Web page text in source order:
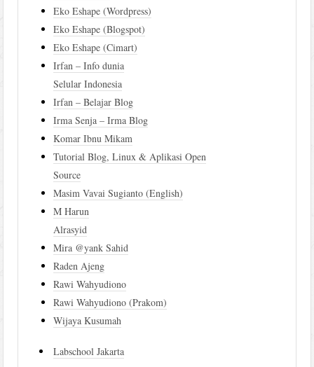
Eko Eshape (Wordpress)
Eko Eshape (Blogspot)
Eko Eshape (Cimart)
Irfan – Info dunia
Selular Indonesia
Irfan – Belajar Blog
Irma Senja – Irma Blog
Komar Ibnu Mikam
Tutorial Blog, Linux & Aplikasi Open
Source
Masim Vavai Sugianto (English)
M Harun
Alrasyid
Mira @yank Sahid
Raden Ajeng
Rawi Wahyudiono
Rawi Wahyudiono (Prakom)
Wijaya Kusumah
Labschool Jakarta